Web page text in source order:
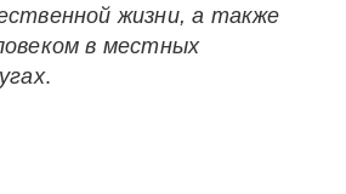
жизни, а также
в местных
.